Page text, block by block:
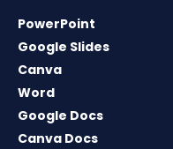
PowerPoint
Google Slides
Canva
Word
Google Docs
Canva Docs